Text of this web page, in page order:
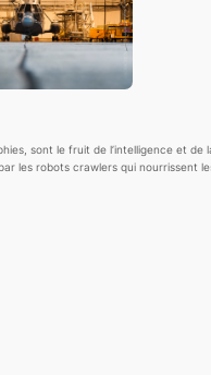
sont le fruit de l’intelligenceet de
les robots crawlers qui nourrissent